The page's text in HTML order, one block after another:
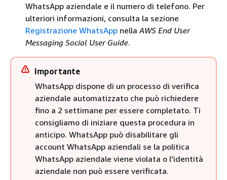
WhatsApp aziendale e il numero di telefono. Per
ulteriori informazioni, consulta la sezione
Registrazione WhatsApp nella AWS End User
Messaging Social User Guide.
Importante
WhatsApp dispone di un processo di verifica
aziendale automatizzato che può richiedere
fino a 2 settimane per essere completato. Ti
consigliamo di iniziare questa procedura in
anticipo. WhatsApp può disabilitare gli
account WhatsApp aziendali se la politica
WhatsApp aziendale viene violata o l'identità
aziendale non può essere verificata.